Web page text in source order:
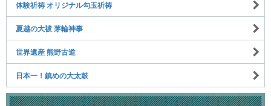
体験祈祷 オリジナル勾玉祈祷
夏越の大祓 茅輪神事
世界遺産 熊野古道
日本一！鎮めの大太鼓